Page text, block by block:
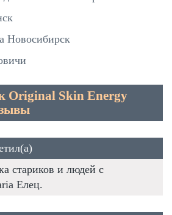
Новосибирск
Original Skin Energy
стариков и людей с
Елец.